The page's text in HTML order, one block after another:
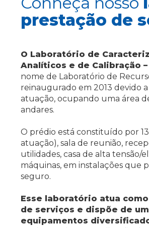
prestação de
O Laboratório de
Analíticos e de Calibração –
nome de Laboratório de
reinaugurado em 2013 devido
atuação, ocupando uma área
andares.
O prédio está constituído por
atuação), sala de reunião,
utilidades, casa de alta tensão/
máquinas, em instalações que
seguro.
Esse laboratório atua
de serviços e dispõe de
equipamentos